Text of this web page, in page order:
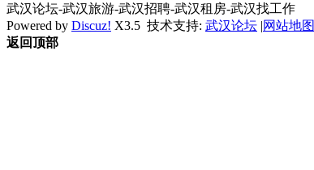
武汉论坛-武汉旅游-武汉招聘-武汉租房-武汉找工作
Powered by Discuz! X3.5 技术支持: 武汉论坛 |网站地图
返回顶部